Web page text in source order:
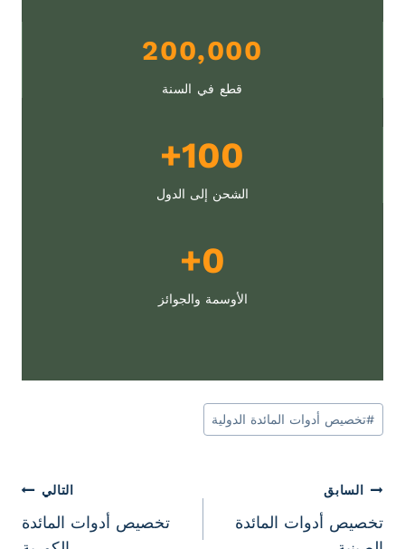
200,000
قطع في السنة
100+
الشحن إلى الدول
0+
الأوسمة والجوائز
وسوم
المقال:
#تخصيص أدوات المائدة الدولية
تصفّح
المقالات
السابق
تخصيص أدوات المائدة
التالي
تخصيص أدوات المائدة